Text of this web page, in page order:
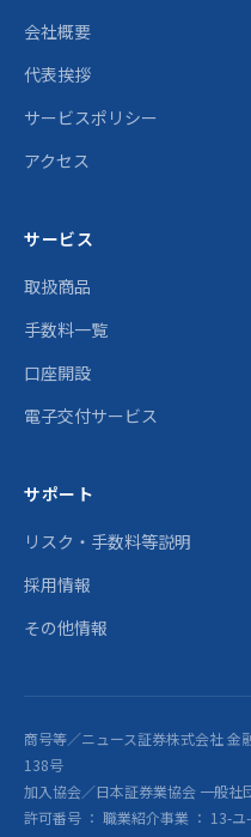
会社概要
代表挨拶
サービスポリシー
アクセス
サービス
取扱商品
手数料一覧
口座開設
電子交付サービス
サポート
リスク・手数料等説明
採用情報
その他情報
商号等／ニュース証券株式会社
138号
加入協会／日本証券業協会 一般社
許可番号 ： 職業紹介事業 ： 13-